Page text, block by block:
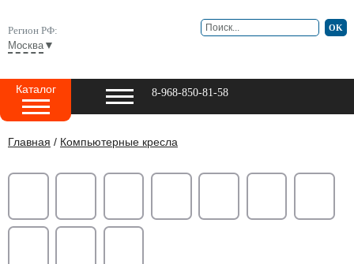
Регион РФ:
Москва ▼
Каталог 8-968-850-81-58
Главная / Компьютерные кресла